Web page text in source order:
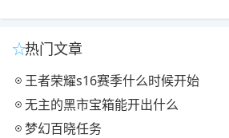
热门文章
王者荣耀s16赛季什么时候开始
无主的黑市宝箱能开出什么
梦幻百晓任务